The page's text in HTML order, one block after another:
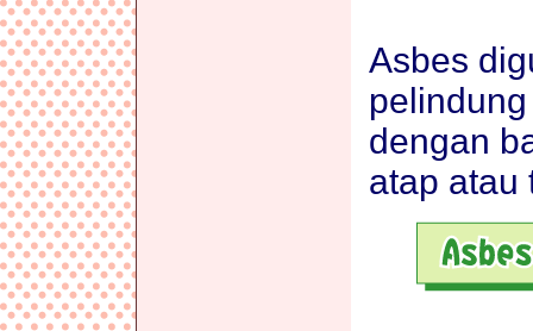
Asbes
dengan
atap atau